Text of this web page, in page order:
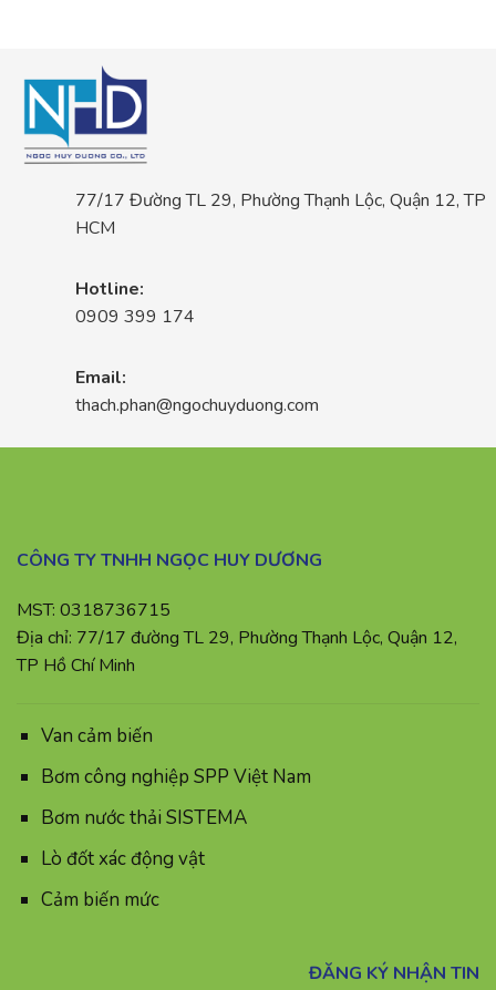
77/17 Đường TL 29, Phường Thạnh Lộc, Quận 12, TP
HCM
Hotline:
0909 399 174
Email:
thach.phan@ngochuyduong.com
CÔNG TY TNHH NGỌC HUY DƯƠNG
MST: 0318736715
Địa chỉ: 77/17 đường TL 29, Phường Thạnh Lộc, Quận 12,
TP Hồ Chí Minh
Van cảm biến
Bơm công nghiệp SPP Việt Nam
Bơm nước thải SISTEMA
Lò đốt xác động vật
Cảm biến mức
ĐĂNG KÝ NHẬN TIN